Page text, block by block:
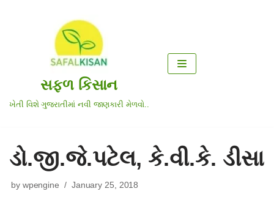
સફળ કિસાન
ખેતી વિશે ગુજરાતીમાં નવી જાણકારી મેળવો..
ડો.જી.જે.પટેલ, કે.વી.કે. ડીસા
by wpengine January 25, 2018